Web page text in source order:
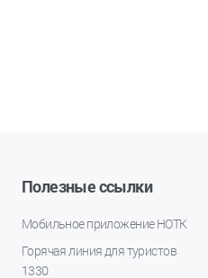
Полезные ссылки
Мобильное приложение НОТК
Горячая линия для туристов
1330